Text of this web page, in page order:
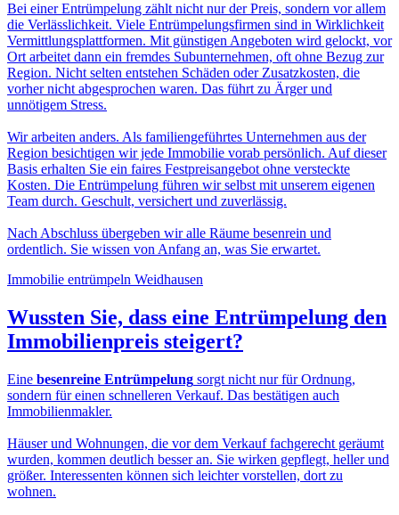
Bei einer Entrümpelung zählt nicht nur der Preis, sondern vor allem
die Verlässlichkeit. Viele Entrümpelungsfirmen sind in Wirklichkeit
Vermittlungsplattformen. Mit günstigen Angeboten wird gelockt, vor
Ort arbeitet dann ein fremdes Subunternehmen, oft ohne Bezug zur
Region. Nicht selten entstehen Schäden oder Zusatzkosten, die
vorher nicht abgesprochen waren. Das führt zu Ärger und
unnötigem Stress.
Wir arbeiten anders. Als familiengeführtes Unternehmen aus der
Region besichtigen wir jede Immobilie vorab persönlich. Auf dieser
Basis erhalten Sie ein faires Festpreisangebot ohne versteckte
Kosten. Die Entrümpelung führen wir selbst mit unserem eigenen
Team durch. Geschult, versichert und zuverlässig.
Nach Abschluss übergeben wir alle Räume besenrein und
ordentlich. Sie wissen von Anfang an, was Sie erwartet.
Immobilie entrümpeln Weidhausen
Wussten Sie, dass eine Entrümpelung den
Immobilienpreis steigert?
Eine besenreine Entrümpelung sorgt nicht nur für Ordnung,
sondern für einen schnelleren Verkauf. Das bestätigen auch
Immobilienmakler.
Häuser und Wohnungen, die vor dem Verkauf fachgerecht geräumt
wurden, kommen deutlich besser an. Sie wirken gepflegt, heller und
größer. Interessenten können sich leichter vorstellen, dort zu
wohnen.